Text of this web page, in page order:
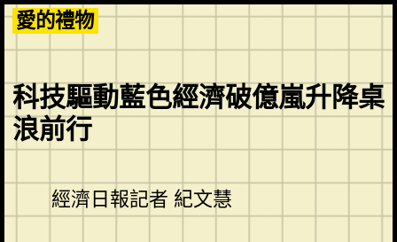
Skip
to
content
愛的禮物
科技驅動藍色經濟破億嵐升降桌
浪前行
經濟日報記者 紀文慧